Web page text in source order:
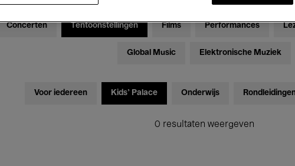
Concerten Tentoonstellingen Films Performances
Global Music Elektronische Muziek
Voor iedereen Kids’ Palace Onderwijs
0 resultaten weergeven